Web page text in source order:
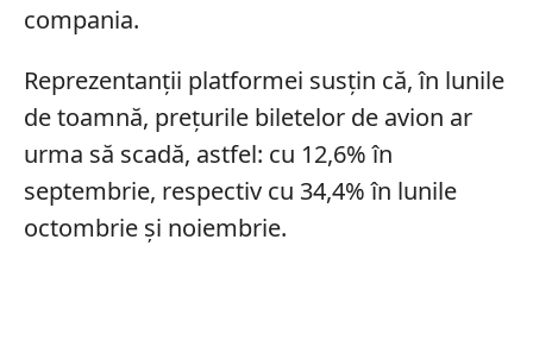
compania.
Reprezentanţii platformei susţin că, în lunile
de toamnă, preţurile biletelor de avion ar
urma să scadă, astfel: cu 12,6% în
septembrie, respectiv cu 34,4% în lunile
octombrie şi noiembrie.